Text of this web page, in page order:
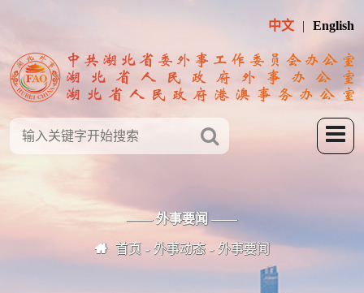
中文 English
—— 外事要闻 ——
首页 外事动态 外事要闻